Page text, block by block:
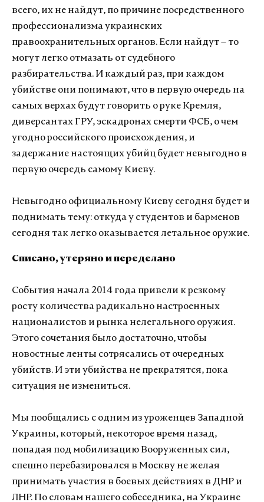
всего, их не найдут, по причине посредственного
профессионализма украинских
правоохранительных органов. Если найдут – то
могут легко отмазать от судебного
разбирательства. И каждый раз, при каждом
убийстве они понимают, что в первую очередь на
самых верхах будут говорить о руке Кремля,
диверсантах ГРУ, эскадронах смерти ФСБ, о чем
угодно российского происхождения, и
задержание настоящих убийц будет невыгодно в
первую очередь самому Киеву.
Невыгодно официальному Киеву сегодня будет и
поднимать тему: откуда у студентов и барменов
сегодня так легко оказывается летальное оружие.
Списано, утеряно и переделано
События начала 2014 года привели к резкому
росту количества радикально настроенных
националистов и рынка нелегального оружия.
Этого сочетания было достаточно, чтобы
новостные ленты сотрясались от очередных
убийств. И эти убийства не прекратятся, пока
ситуация не измениться.
Мы пообщались с одним из уроженцев Западной
Украины, который, некоторое время назад,
попадая под мобилизацию Вооруженных сил,
спешно перебазировался в Москву не желая
принимать участия в боевых действиях в ДНР и
ЛНР. По словам нашего собеседника, на Украине